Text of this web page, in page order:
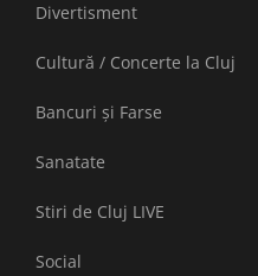
Divertisment
Cultură / Concerte la Cluj
Bancuri și Farse
Sanatate
Stiri de Cluj LIVE
Social